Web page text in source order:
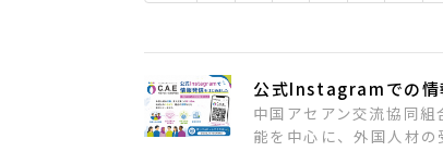
公式Instagramでの情
中国アセアン交流協同
能を中心に、外国人材